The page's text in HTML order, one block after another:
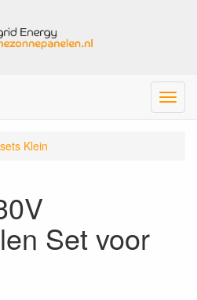
Menu
Klein
Set voor